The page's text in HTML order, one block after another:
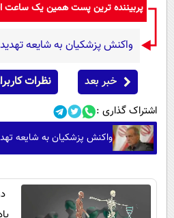
پربیننده ترین پست همین یک ساعت
واکنش پزشکیان به شایعه
خبر بعد نظرات
اشتراک گذاری :
واکنش پزشکیان به شایعه